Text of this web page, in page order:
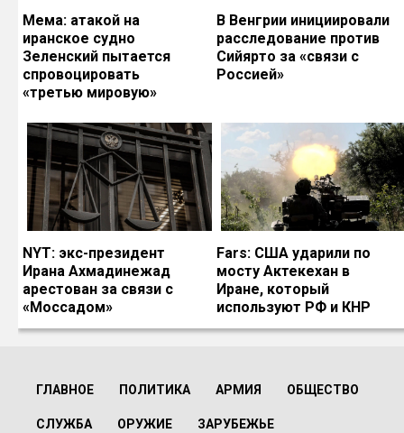
Мема: атакой на
иранское судно
Зеленский пытается
спровоцировать
«третью мировую»
В Венгрии инициировали
расследование против
Сийярто за «связи с
Россией»
NYT: экс-президент
Ирана Ахмадинежад
арестован за связи с
«Моссадом»
Fars: США ударили по
мосту Актекехан в
Иране, который
используют РФ и КНР
ГЛАВНОЕ ПОЛИТИКА АРМИЯ ОБЩЕСТВО
СЛУЖБА ОРУЖИЕ ЗАРУБЕЖЬЕ